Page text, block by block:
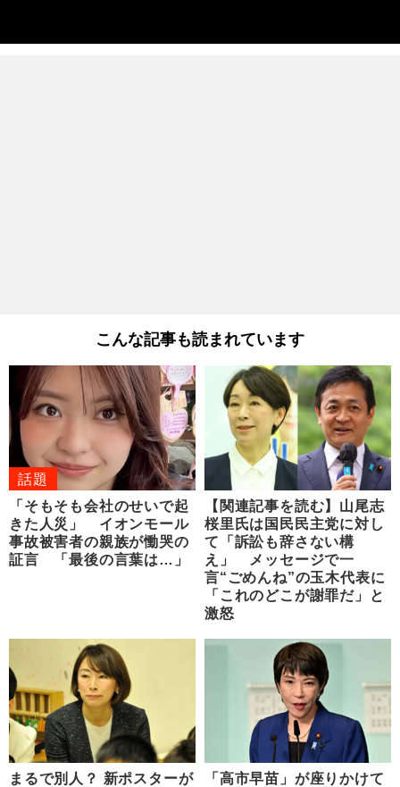
こんな記事も読まれています
話題
「そもそも会社のせいで起
きた人災」 イオンモール
事故被害者の親族が慟哭の
証言 「最後の言葉は…」
【関連記事を読む】山尾志
桜里氏は国民民主党に対し
て「訴訟も辞さない構
え」 メッセージで一
言“ごめんね”の玉木代表に
「これのどこが謝罪だ」と
激怒
まるで別人？ 新ポスターが
「高市早苗」が座りかけて